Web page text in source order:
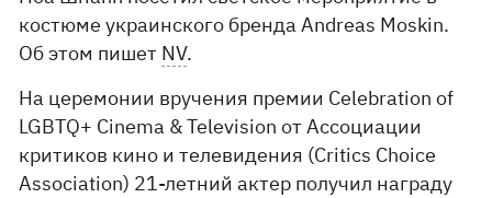
костюме украинского бренда Andreas Moskin.
Об этом пишет NV.
На церемонии вручения премии Celebration of
LGBTQ+ Cinema & Television от Ассоциации
критиков кино и телевидения (Critics Choice
Association) 21-летний актер получил награду